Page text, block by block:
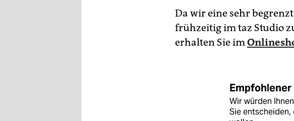
Da wir eine sehr
frühzeitig im taz Studio
erhalten Sie im
Wir würden
Sie entscheiden,